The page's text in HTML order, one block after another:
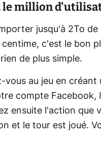
le million
jusqu'à 2To
centime, c'est le bon
de plus simple.
vous au jeu en
compte Facebook,
ensuite l'action que
et le tour est joué.